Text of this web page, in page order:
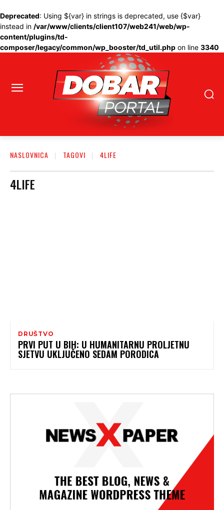
Deprecated: Using ${var} in strings is deprecated, use {$var}
instead in /var/www/clients/client107/web241/web/wp-
content/plugins/td-
composer/legacy/common/wp_booster/td_util.php on line 3340
NASLOVNICA TAGOVI 4LIFE
4LIFE
DRUŠTVO
PRVI PUT U BIH: U HUMANITARNU PROLJETNU
SJETVU UKLJUČENO SEDAM PORODICA